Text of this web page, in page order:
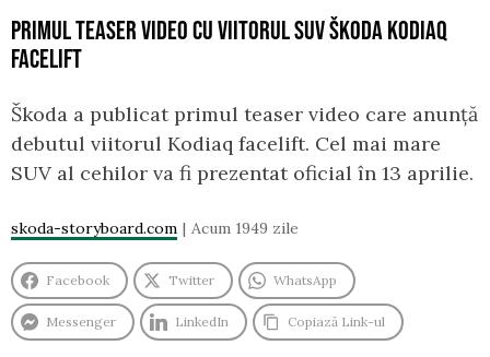
PRIMUL TEASER VIDEO CU VIITORUL SUV ŠKODA KODIAQ
FACELIFT
Škoda a publicat primul teaser video care anunță
debutul viitorul Kodiaq facelift. Cel mai mare
SUV al cehilor va fi prezentat oficial în 13 aprilie.
skoda-storyboard.com Acum 1949 zile
Facebook Twitter WhatsApp
Messenger LinkedIn Copiază Link-ul